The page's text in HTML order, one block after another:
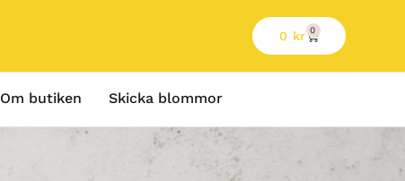
0 kr 0
Om butiken Skicka blommor